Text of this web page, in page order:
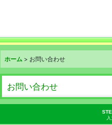
ホーム > お問い合わせ
お問い合わせ
入